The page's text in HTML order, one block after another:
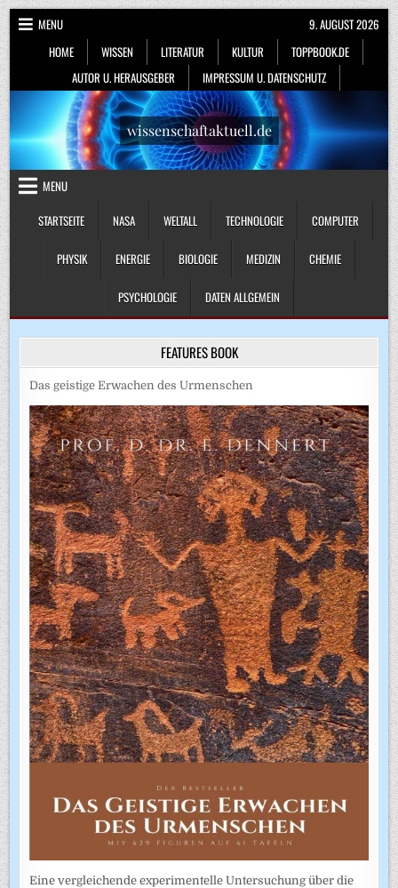
Skip
to
content
MENU
HOME
WISSEN LITERATUR KULTUR
TOPPBOOK.DE
AUTOR U. HERAUSGEBER
IMPRESSUM U. DATENSCHUTZ
9. AUGUST 2026
wissenschaftaktuell.de
MENU
STARTSEITE
NASA WELTALL TECHNOLOGIE COMPUTER
PHYSIK ENERGIE BIOLOGIE MEDIZIN CHEMIE
PSYCHOLOGIE DATEN ALLGEMEIN
FEATURES BOOK
Das geistige Erwachen des Urmenschen
Eine vergleichende experimentelle Untersuchung über die